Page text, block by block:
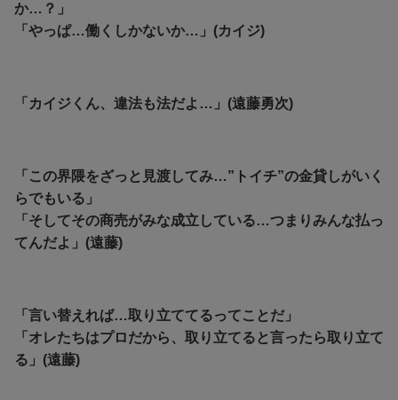
か…？」
「やっぱ…働くしかないか…」(カイジ)
「カイジくん、違法も法だよ…」(遠藤勇次)
「この界隈をざっと見渡してみ…”トイチ”の金貸しがいく
らでもいる」
「そしてその商売がみな成立している…つまりみんな払っ
てんだよ」(遠藤)
「言い替えれば…取り立ててるってことだ」
「オレたちはプロだから、取り立てると言ったら取り立て
る」(遠藤)